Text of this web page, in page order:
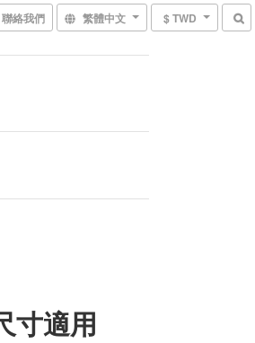
聯絡我們 繁體中文 $ TWD
寸適用